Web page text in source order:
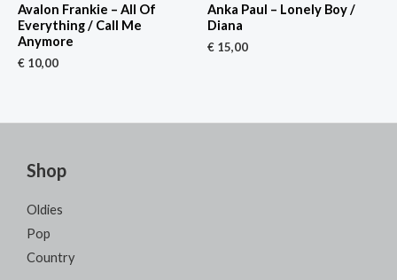
Avalon Frankie – All Of
Everything / Call Me
Anymore
€ 10,00
Anka Paul – Lonely Boy /
Diana
€ 15,00
Shop
Oldies
Pop
Country